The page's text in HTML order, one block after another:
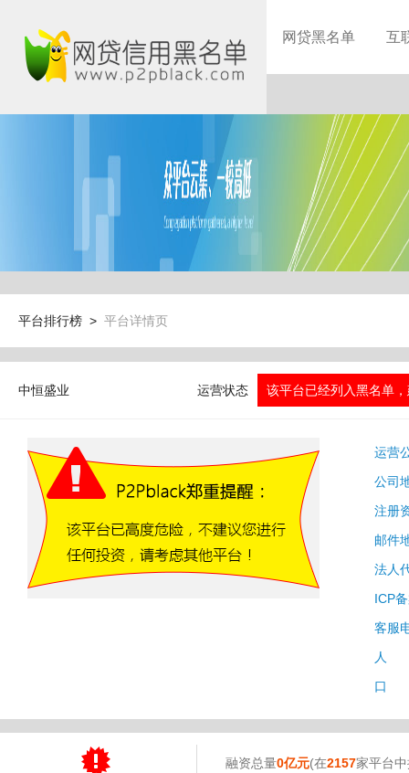
网贷黑名单 互
平台排行榜 > 平台详情页
中恒盛业 运营状态 该平台已经列入黑名单
运营
公司
注册
邮件
法人
ICP
客服
人
口
融资总量0亿元(在2157家平台